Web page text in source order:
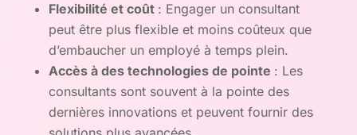
Flexibilité et coût : Engager un consultant
peut être plus flexible et moins coûteux que
d’embaucher un employé à temps plein.
Accès à des technologies de pointe : Les
consultants sont souvent à la pointe des
dernières innovations et peuvent fournir des